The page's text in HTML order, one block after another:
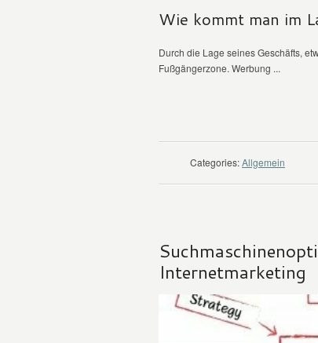
Wie kommt man im
Durch die Lage seines Geschäfts,
Fußgängerzone. Werbung ...
Categories:Allgemein
Internetmarketing